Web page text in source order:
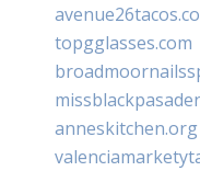
topgglasses.com
anneskitchen.org